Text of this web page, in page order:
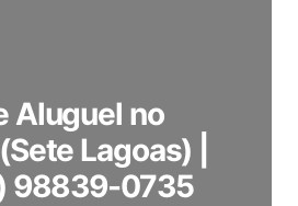
Aluguel no
Lagoas) |
98839-0735